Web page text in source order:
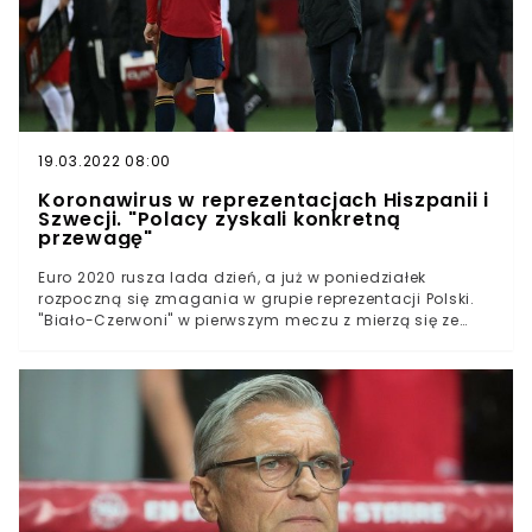
na 2:0 dla KoreiNie żyje słynny koreański piłkarz Yoo
Sang-Chul. Zawodnik od 2019 roku zmagał się z
nowotworem trzustki. To właśnie on strzelił pamiętnego
gola na 2:0 w meczu z Polską na mundialu w 2002 roku.
19.03.2022 08:00
Koronawirus w reprezentacjach Hiszpanii i
Szwecji. "Polacy zyskali konkretną
przewagę"
Euro 2020 rusza lada dzień, a już w poniedziałek
rozpoczną się zmagania w grupie reprezentacji Polski.
"Biało-Czerwoni" w pierwszym meczu z mierzą się ze
jest przesądzone, czy do tego dojdzie, gdyż w obu
zespołach rozprzestrzenił się koronawirus. Piłkarze
reprezentacji Hiszpanii oraz Szwecji walczą z
koronawirusem W obu zespołach odnotowano po dwa
przypadki zakażeńIstnieje najgorszy dla tych drużyn
scenariusz, na którym mogą skorzystać "Biało-
Czerwoni"Reprezentacja Polski w trakcie Euro 2020